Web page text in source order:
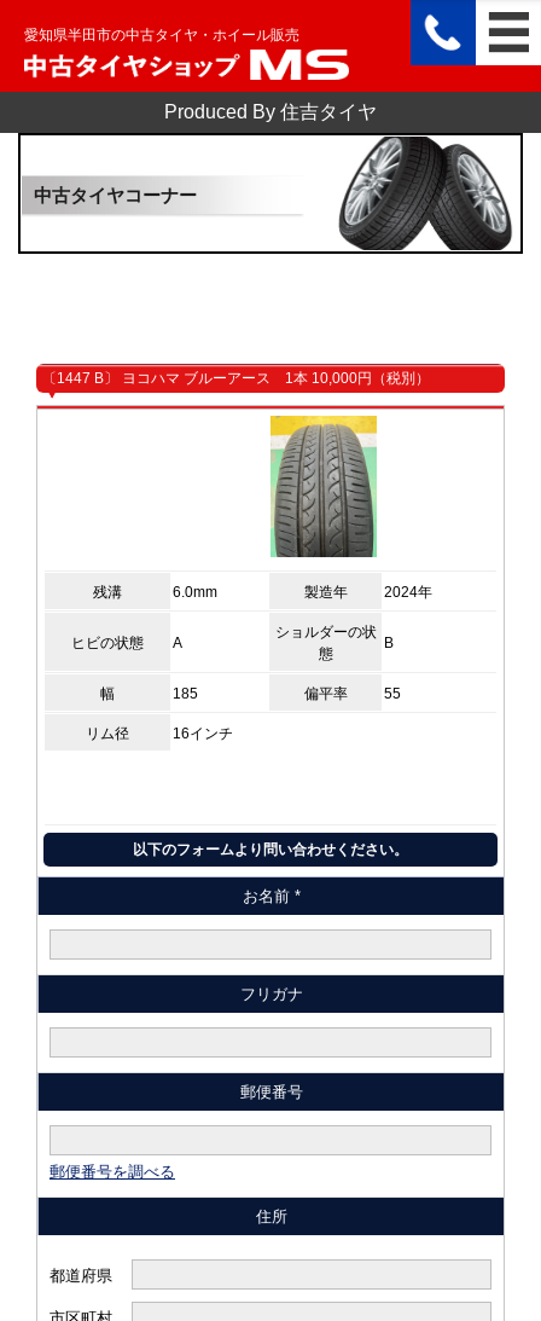
愛知県半田市の中古タイヤ・ホイール販売
Produced By 住吉タイヤ
中古タイヤコーナー
〔1447 B〕 ヨコハマ ブルーアース 1本 10,000円（税別）
残溝 6.0mm 製造年 2024年
ヒビの状態 A
ショルダーの状
態
B
幅 185 偏平率 55
リム径 16インチ
以下のフォームより問い合わせください。
お名前 *
フリガナ
郵便番号
郵便番号を調べる
住所
都道府県